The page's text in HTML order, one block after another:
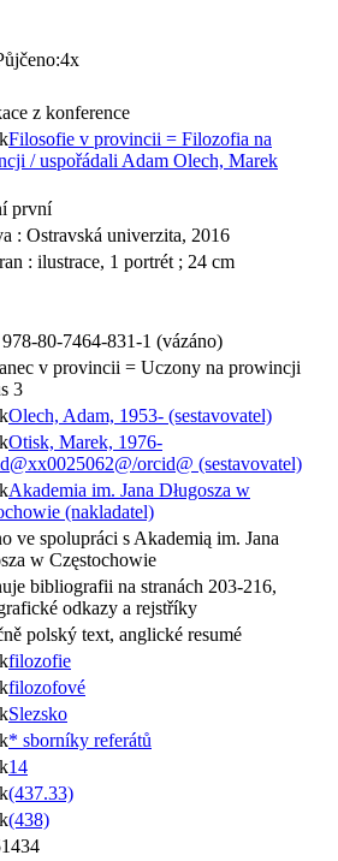
z konference
Filosofie v provincii = Filozofia na
/ uspořádali Adam Olech, Marek
první
: Ostravská univerzita, 2016
: ilustrace, 1 portrét ; 24 cm
80-7464-831-1 (vázáno)
v provincii = Uczony na prowincji
3
Olech, Adam, 1953- (sestavovatel)
Otisk, Marek, 1976-
orcid@ (sestavovatel)
Akademia im. Jana Długosza w
(nakladatel)
ve spolupráci s Akademią im. Jana
w Częstochowie
bibliografii na stranách 203-216,
odkazy a rejstříky
polský text, anglické resumé
filozofie
filozofové
Slezsko
* sborníky referátů
14
(437.33)
(438)